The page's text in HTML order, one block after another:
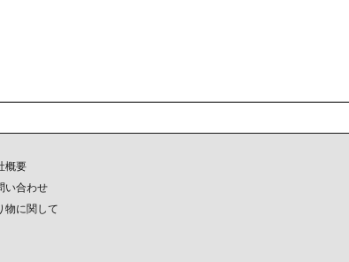
概要
い合わせ
物に関して